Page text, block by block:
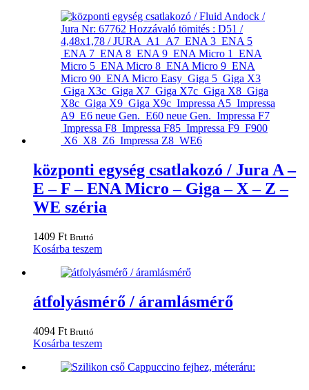
központi egység csatlakozó / Jura A –
E – F – ENA Micro – Giga – X – Z –
WE széria
1409 Ft Bruttó
Kosárba teszem
átfolyásmérő / áramlásmérő
4094 Ft Bruttó
Kosárba teszem